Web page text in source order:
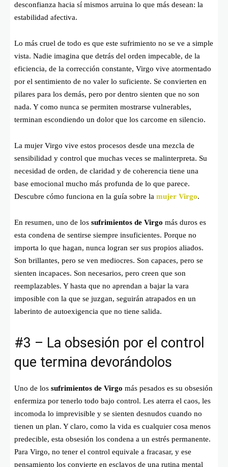
desconfianza hacia sí mismos arruina lo que más desean: la
estabilidad afectiva.
Lo más cruel de todo es que este sufrimiento no se ve a simple
vista. Nadie imagina que detrás del orden impecable, de la
eficiencia, de la corrección constante, Virgo vive atormentado
por el sentimiento de no valer lo suficiente. Se convierten en
pilares para los demás, pero por dentro sienten que no son
nada. Y como nunca se permiten mostrarse vulnerables,
terminan escondiendo un dolor que los carcome en silencio.
La mujer Virgo vive estos procesos desde una mezcla de
sensibilidad y control que muchas veces se malinterpreta. Su
necesidad de orden, de claridad y de coherencia tiene una
base emocional mucho más profunda de lo que parece.
Descubre cómo funciona en la guía sobre la mujer Virgo.
En resumen, uno de los sufrimientos de Virgo más duros es
esta condena de sentirse siempre insuficientes. Porque no
importa lo que hagan, nunca logran ser sus propios aliados.
Son brillantes, pero se ven mediocres. Son capaces, pero se
sienten incapaces. Son necesarios, pero creen que son
reemplazables. Y hasta que no aprendan a bajar la vara
imposible con la que se juzgan, seguirán atrapados en un
laberinto de autoexigencia que no tiene salida.
#3 – La obsesión por el control
que termina devorándolos
Uno de los sufrimientos de Virgo más pesados es su obsesión
enfermiza por tenerlo todo bajo control. Les aterra el caos, les
incomoda lo imprevisible y se sienten desnudos cuando no
tienen un plan. Y claro, como la vida es cualquier cosa menos
predecible, esta obsesión los condena a un estrés permanente.
Para Virgo, no tener el control equivale a fracasar, y ese
pensamiento los convierte en esclavos de una rutina mental